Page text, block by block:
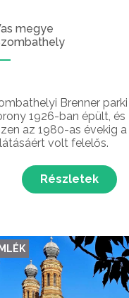
megye
Brenner parki
1926-ban épült, és
az 1980-as évekig
volt felelős.
Részletek